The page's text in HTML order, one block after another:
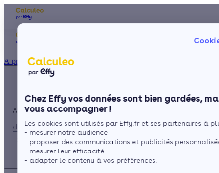
Chez Effy vos données sont bien gardées,
vous accompagner !
Les cookies sont utilisés par Effy.fr et ses partenaires à
- mesurer notre audience
- proposer des communications et publicités
- mesurer leur efficacité
- adapter le contenu à vos préférences.
À propos
3456
Les aides
Ma Prime
Le chèque
L'éco-prêt à
Trouver mes
Appelez-nous !
du lundi au vendredi - 8h à 19h
3456
Service gratuit
+ prix appel